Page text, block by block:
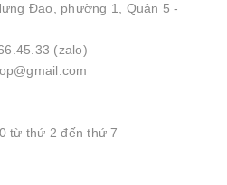
Đạo, phường 1, Quận 5 -
(zalo)
từ thứ 2 đến thứ 7